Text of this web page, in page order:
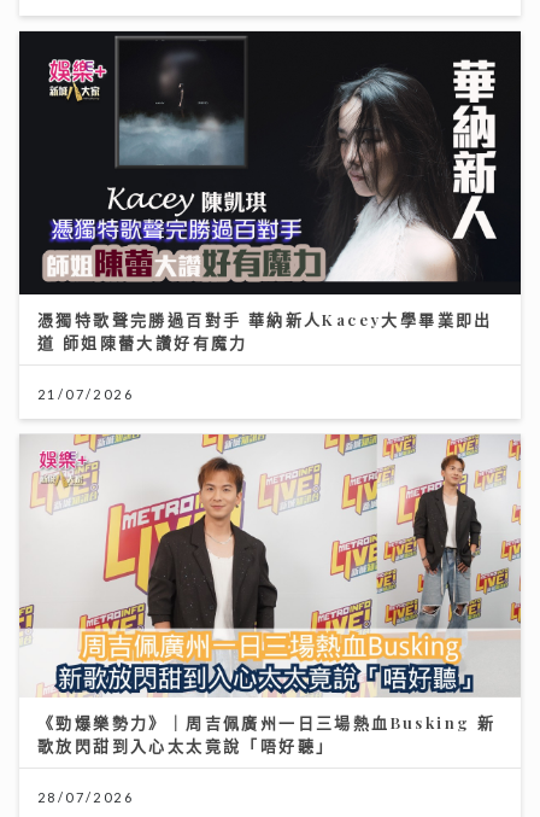
憑獨特歌聲完勝過百對手 華納新人Kacey大學畢業即出
道 師姐陳蕾大讚好有魔力
21/07/2026
《勁爆樂勢力》｜周吉佩廣州一日三場熱血Busking 新
歌放閃甜到入心太太竟說「唔好聽」
28/07/2026